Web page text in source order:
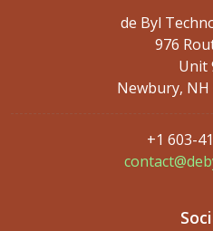
de Byl
976
Unit
Newbury, NH
+1 603-